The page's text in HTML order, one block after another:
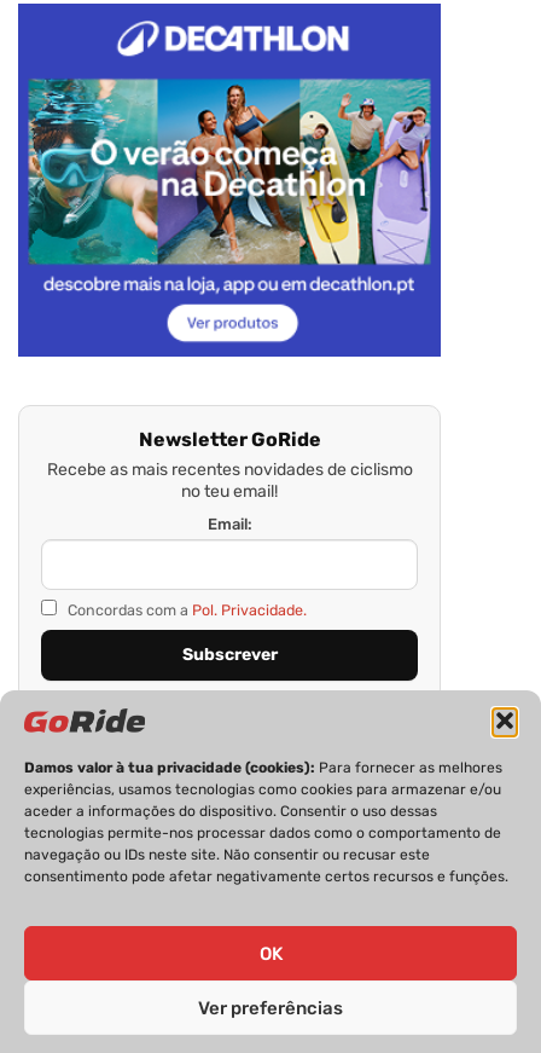
Damos valor à tua privacidade (cookies): Para fornecer as melhores
experiências, usamos tecnologias como cookies para armazenar e/ou
aceder a informações do dispositivo. Consentir o uso dessas
tecnologias permite-nos processar dados como o comportamento de
navegação ou IDs neste site. Não consentir ou recusar este
consentimento pode afetar negativamente certos recursos e funções.
OK
Ver preferências
Newsletter GoRide
Recebe as mais recentes novidades de ciclismo
no teu email!
Email:
Concordas com a Pol. Privacidade.
PRIVACIDADE FICHA TÉCNICA
ESTATUTO EDITORIAL
GoRide 2026 | Todos os direitos reservados.